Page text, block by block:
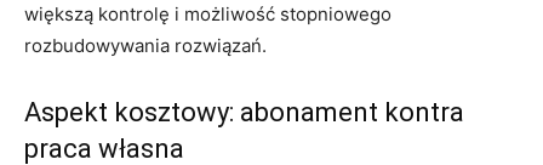
większą kontrolę i możliwość stopniowego
rozbudowywania rozwiązań.
Aspekt kosztowy: abonament kontra
praca własna